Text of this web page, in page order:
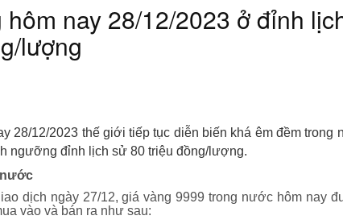
hôm nay 28/12/2023 ở đỉnh
lượng
28/12/2023 thế giới tiếp tục diễn biến khá êm đềm
ngưỡng đỉnh lịch sử 80 triệu đồng/lượng.
dịch ngày 27/12, giá vàng 9999 trong nước hôm nay
vào và bán ra như sau: